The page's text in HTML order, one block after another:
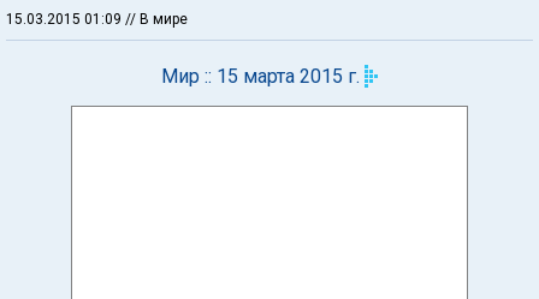
15.03.2015 01:09 // В мире
Мир :: 15 марта 2015 г.